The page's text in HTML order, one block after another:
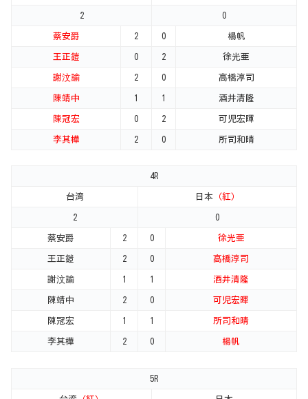
2 0
蔡安爵 2 0 楊帆
王正鎧 0 2 徐光亜
謝汶諭 2 0 高橋淳司
陳靖中 1 1 酒井清隆
陳冠宏 0 2 可児宏暉
李其樺 2 0 所司和晴
4R
台湾 日本 （紅）
2 0
蔡安爵 2 0 徐光亜
王正鎧 2 0 高橋淳司
謝汶諭 1 1 酒井清隆
陳靖中 2 0 可児宏暉
陳冠宏 1 1 所司和晴
李其樺 2 0 楊帆
5R